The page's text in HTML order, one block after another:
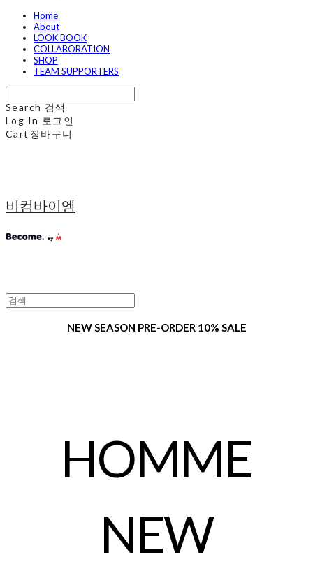
Home
About
LOOK BOOK
COLLABORATION
SHOP
TEAM SUPPORTERS
Search 검색
Log In 로그인
Cart 장바구니
비컴바이엠
NEW SEASON PRE-ORDER 10% SALE
HOMME
NEW